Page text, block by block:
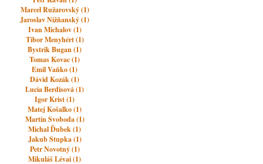
Marcel Ružarovský (1)
Jaroslav Nižňanský (1)
Ivan Michalov (1)
Tibor Menyhért (1)
Bystrik Bugan (1)
Tomas Kovac (1)
Emil Vaňko (1)
Dávid Kozák (1)
Lucia Berdisová (1)
Igor Krist (1)
Matej Košalko (1)
Martin Svoboda (1)
Michal Ďubek (1)
Jakub Stupka (1)
Petr Novotný (1)
Mikuláš Lévai (1)